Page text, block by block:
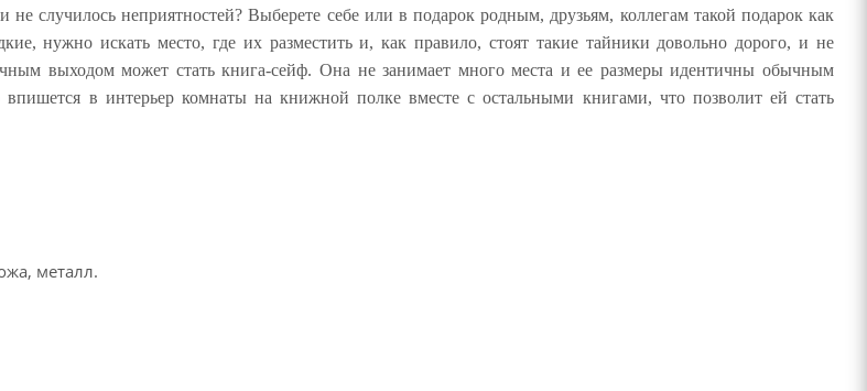
случилось неприятностей? Выберете себе или в подарок родным, друзьям, коллегам такой подарок как
нужно искать место, где их разместить и, как правило, стоят такие тайники довольно дорого, и не
выходом может стать книга-сейф. Она не занимает много места и ее размеры идентичны обычным
впишется в интерьер комнаты на книжной полке вместе с остальными книгами, что позволит ей стать
металл.